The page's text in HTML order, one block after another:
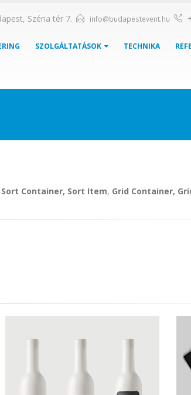
Széna tér 7. info@budapestevent.hu
SZOLGÁLTATÁSOK TECHNIKA
Container, Sort Item, Grid Container,